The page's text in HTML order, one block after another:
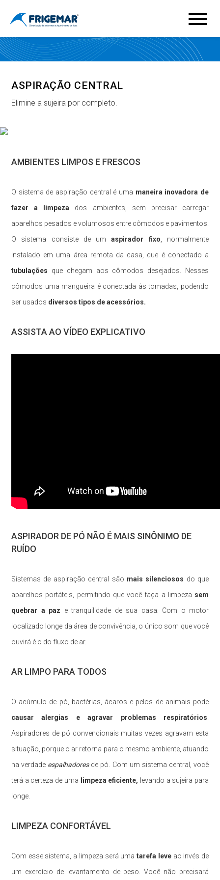
ASPIRAÇÃO CENTRAL
Elimine a sujeira por completo.
AMBIENTES LIMPOS E FRESCOS
O sistema de aspiração central é uma maneira inovadora de
fazer a limpeza dos ambientes, sem precisar carregar
aparelhos pesados e volumosos entre cômodos e pavimentos.
O sistema consiste de umaspirador fixo , normalmente
instalado em uma área remota da casa, que é conectado a
tubulações que chegam aos cômodos desejados. Nesses
cômodos uma mangueira é conectada às tomadas, podendo
ser usados diversos tipos de acessórios.
ASSISTA AO VÍDEO EXPLICATIVO
ASPIRADOR DE PÓ NÃO É MAIS SINÔNIMO DE
RUÍDO
Sistemas de aspiração central são mais silenciosos do que
aparelhos portáteis, permitindo que você faça a limpeza sem
quebrar a paz e tranquilidade de sua casa. Com o motor
localizado longe da área de convivência, o único som que você
ouvirá é o do fluxo de ar.
AR LIMPO PARA TODOS
O acúmulo de pó, bactérias, ácaros e pelos de animais pode
causar alergias e agravar problemas respiratórios
Aspiradores de pó convencionais muitas vezes agravam esta
situação, porque o ar retorna para o mesmo ambiente, atuando
na verdade espalhadoresde pó. Com um sistema central, você
terá a certeza de uma
limpeza eficiente, levando a sujeira para
longe.
LIMPEZA CONFORTÁVEL
Com esse sistema, a limpeza será umatarefa leveao invés de
um exercício de levantamento de peso. Você não precisará